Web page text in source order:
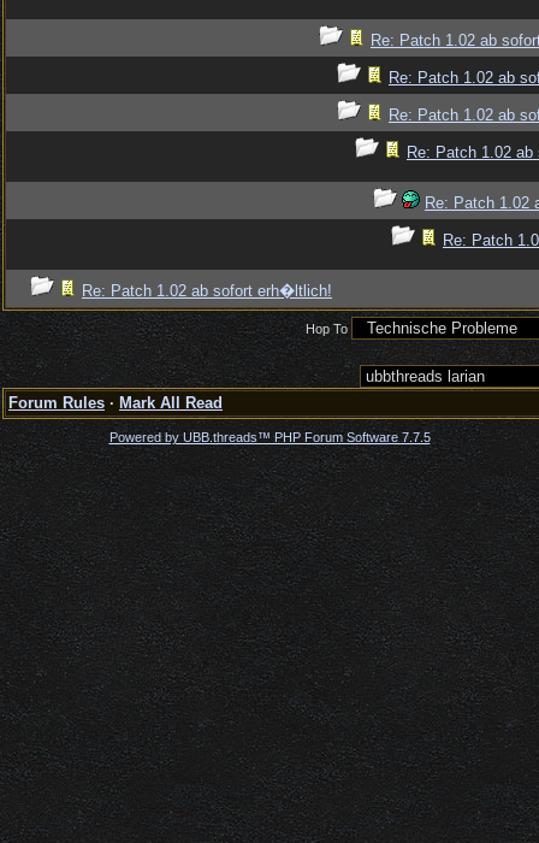
Re: Patch 1.02 ab
Re: Patch 1.02 ab
Re: Patch 1.02 ab
Re: Patch 1.02
Re: Patch
Re: Patch
Re: Patch 1.02 ab sofort erh�ltlich!
Hop To
Forum Rules · Mark All Read
Powered by UBB.threads™ PHP Forum Software 7.7.5